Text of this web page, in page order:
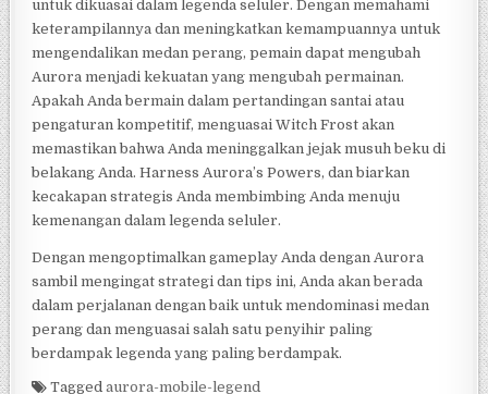
untuk dikuasai dalam legenda seluler. Dengan memahami
keterampilannya dan meningkatkan kemampuannya untuk
mengendalikan medan perang, pemain dapat mengubah
Aurora menjadi kekuatan yang mengubah permainan.
Apakah Anda bermain dalam pertandingan santai atau
pengaturan kompetitif, menguasai Witch Frost akan
memastikan bahwa Anda meninggalkan jejak musuh beku di
belakang Anda. Harness Aurora’s Powers, dan biarkan
kecakapan strategis Anda membimbing Anda menuju
kemenangan dalam legenda seluler.
Dengan mengoptimalkan gameplay Anda dengan Aurora
sambil mengingat strategi dan tips ini, Anda akan berada
dalam perjalanan dengan baik untuk mendominasi medan
perang dan menguasai salah satu penyihir paling
berdampak legenda yang paling berdampak.
Taggedaurora-mobile-legend